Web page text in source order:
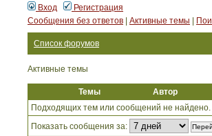
Вход
Регистрация
Сообщения без ответов
Активные темы
Список форумов
Активные темы
Темы Автор
Подходящих тем или сообщений не найдено.
Показать сообщения за: